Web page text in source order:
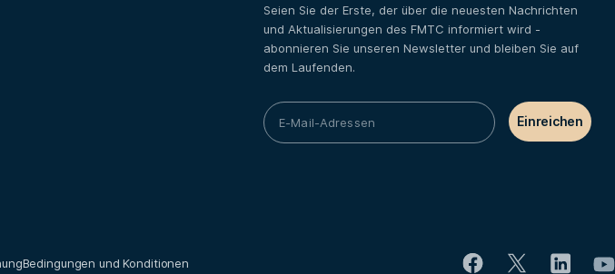
Seien Sie der Erste, der über die neuesten Nachrichten
und Aktualisierungen des FMTC informiert wird -
abonnieren Sie unseren Newsletter und bleiben Sie auf
dem Laufenden.
Bedingungen und Konditionen